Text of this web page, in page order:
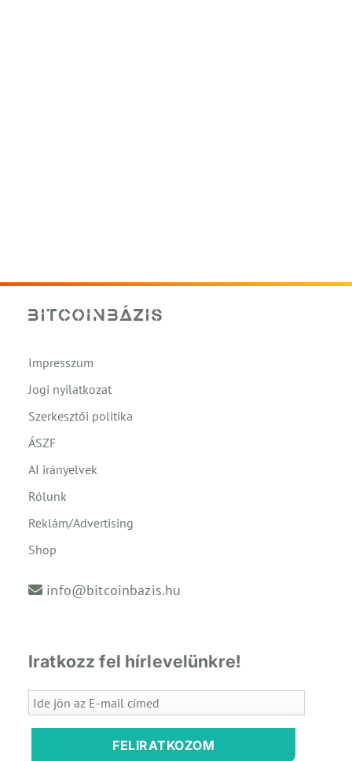
Impresszum
Jogi nyilatkozat
Szerkesztői politika
ÁSZF
AI irányelvek
Rólunk
Reklám/Advertising
Shop
info@bitcoinbazis.hu
Iratkozz fel hírlevelünkre!
FELIRATKOZOM